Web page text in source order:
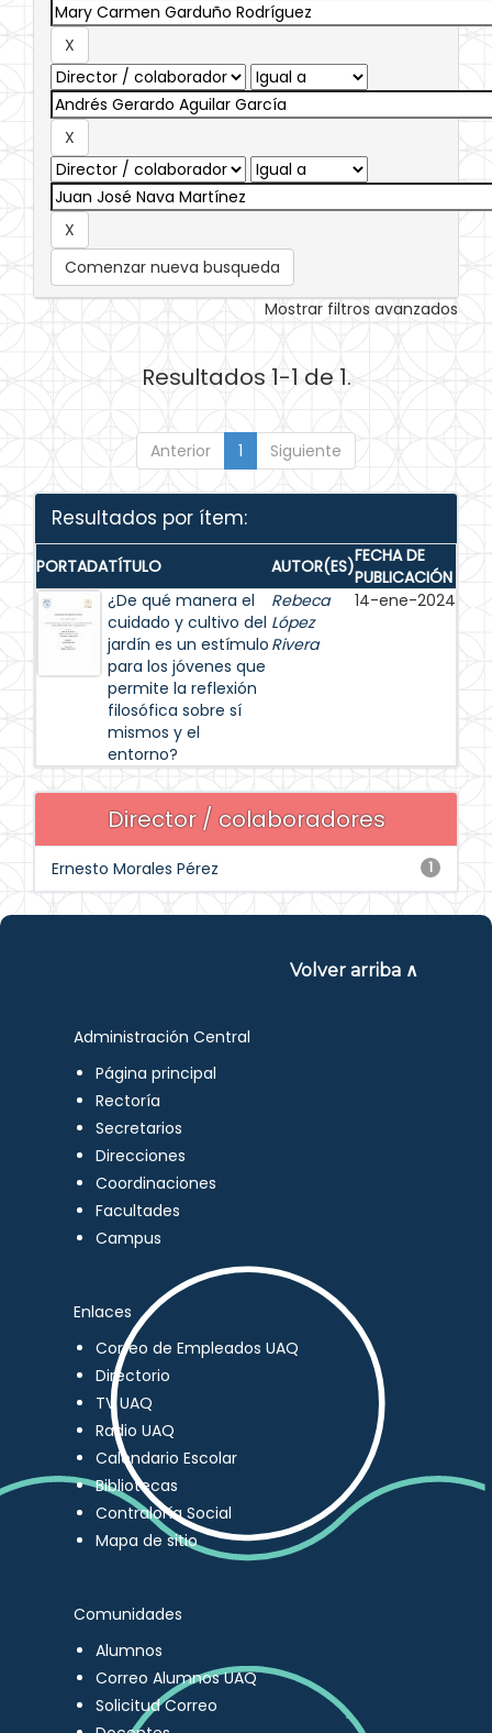
Comenzar nueva busqueda
Mostrar filtros avanzados
Resultados 1-1 de 1.
Anterior 1 Siguiente
Resultados por ítem:
PORTADATÍTULO AUTOR(ES)FECHA DE
PUBLICACIÓN
¿De qué manera el
cuidado y cultivo del
jardín es un estímulo
para los jóvenes que
permite la reflexión
filosófica sobre sí
mismos y el
entorno?
Rebeca
López
Rivera
14-ene-2024
Director / colaboradores
1
Ernesto Morales Pérez
Volver arriba ∧
Administración Central
Página principal
Rectoría
Secretarios
Direcciones
Coordinaciones
Facultades
Campus
Enlaces
Correo de Empleados UAQ
Directorio
TV UAQ
Radio UAQ
Calendario Escolar
Bibliotecas
Contraloría Social
Mapa de sitio
Comunidades
Alumnos
Correo Alumnos UAQ
Solicitud Correo